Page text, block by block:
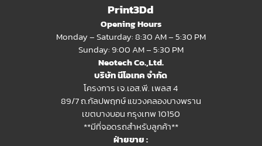
Print3Dd
Opening Hours
Monday – Saturday: 8:30 AM – 5:30 PM
Sunday: 9:00 AM – 5:30 PM
Neotech Co.,Ltd.
บริษัท นีโอเทค จำกัด
โครงการ เจ.เอส.พี. เพลส 4
89/7 ถ.กัลปพฤกษ์ แขวงคลองบางพราน
เขตบางบอน กรุงเทพ 10150
**มีที่จอดรถสำหรับลูกค้า**
ฝ่ายขาย :